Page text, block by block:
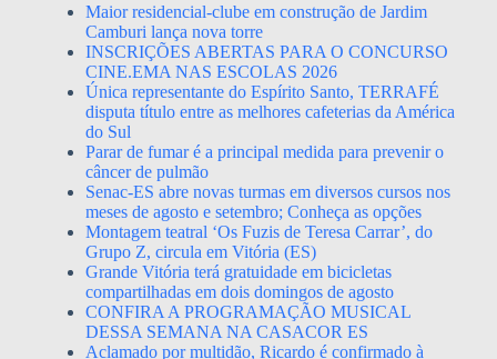
Maior residencial-clube em construção de Jardim
Camburi lança nova torre
INSCRIÇÕES ABERTAS PARA O CONCURSO
CINE.EMA NAS ESCOLAS 2026
Única representante do Espírito Santo, TERRAFÉ
disputa título entre as melhores cafeterias da América
do Sul
Parar de fumar é a principal medida para prevenir o
câncer de pulmão
Senac-ES abre novas turmas em diversos cursos nos
meses de agosto e setembro; Conheça as opções
Montagem teatral ‘Os Fuzis de Teresa Carrar’, do
Grupo Z, circula em Vitória (ES)
Grande Vitória terá gratuidade em bicicletas
compartilhadas em dois domingos de agosto
CONFIRA A PROGRAMAÇÃO MUSICAL
DESSA SEMANA NA CASACOR ES
Aclamado por multidão, Ricardo é confirmado à